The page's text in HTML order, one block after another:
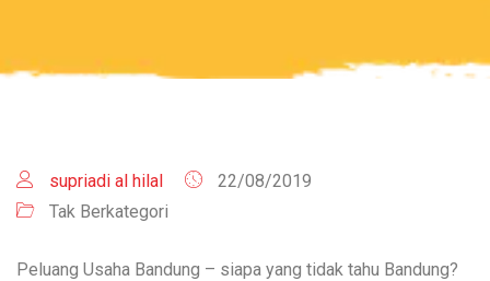
supriadi al hilal
22/08/2019
Tak Berkategori
Peluang Usaha Bandung – siapa yang tidak tahu Bandung?